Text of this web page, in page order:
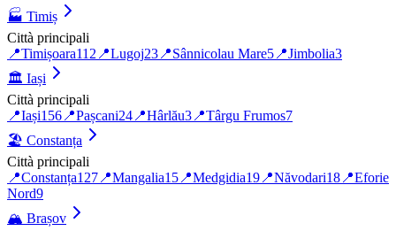
🏭 Timiș
Città principali
📍Timișoara112 📍Lugoj23 📍Sânnicolau Mare5 📍Jimbolia3
🏛️ Iași
Città principali
📍Iași156 📍Pașcani24 📍Hârlău3 📍Târgu Frumos7
🏖️ Constanța
Città principali
📍Constanța127 📍Mangalia15 📍Medgidia19 📍Năvodari18 📍Eforie
Nord9
🏔️ Brașov